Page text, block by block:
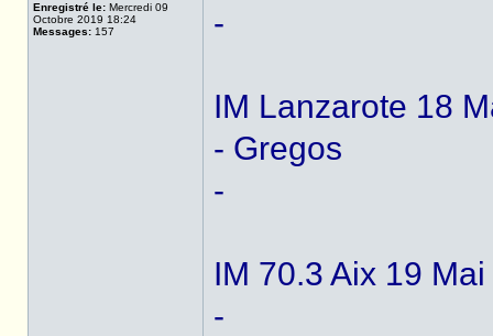
Enregistré le: Mercredi 09
Octobre 2019 18:24
Messages: 157
-
IM Lanzarote 18
- Gregos
-
IM 70.3 Aix 19 Mai
-